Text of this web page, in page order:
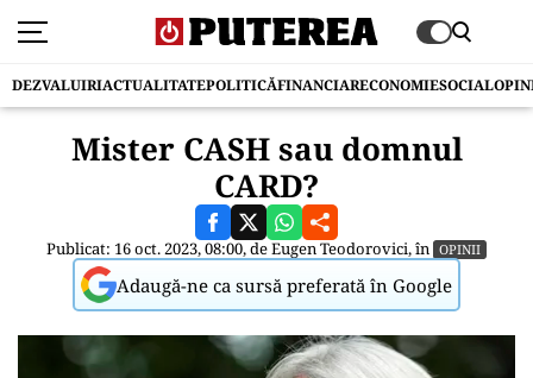
DEZVALUIRIACTUALITATEPOLITICĂFINANCIARECONOMIESOCIAL
Mister CASH sau domnul
CARD?
Publicat: 16 oct. 2023, 08:00, deEugen Teodorovici, în OPINII
Adaugă-ne ca sursă preferată în Google